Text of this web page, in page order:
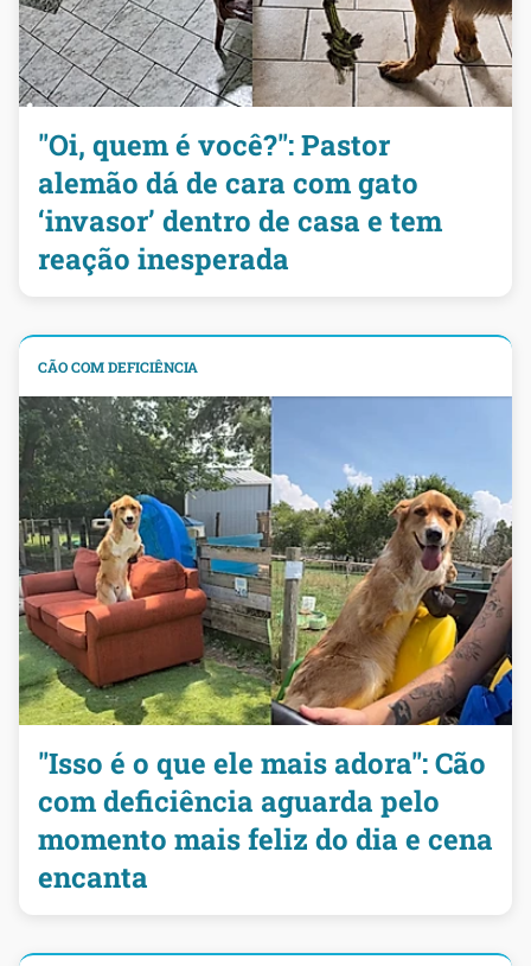
"Oi, quem é você?": Pastor
alemão dá de cara com gato
‘invasor’ dentro de casa e tem
reação inesperada
CÃO COM DEFICIÊNCIA
"Isso é o que ele mais adora": Cão
com deficiência aguarda pelo
momento mais feliz do dia e cena
encanta